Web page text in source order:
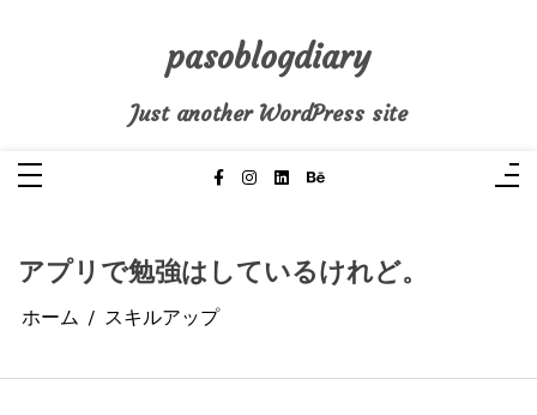
pasoblogdiary
Just another WordPress site
アプリで勉強はしているけれど。
ホーム スキルアップ